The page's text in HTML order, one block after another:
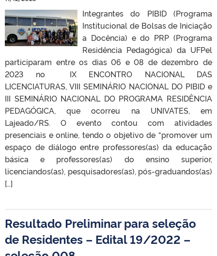
Integrantes do PIBID (Programa
Institucional de Bolsas de Iniciação
a Docência) e do PRP (Programa
Residência Pedagógica) da UFPel
participaram entre os dias 06 e 08 de dezembro de
2023 no IX ENCONTRO NACIONAL DAS
LICENCIATURAS, VIII SEMINÁRIO NACIONAL DO PIBID e
III SEMINÁRIO NACIONAL DO PROGRAMA RESIDÊNCIA
PEDAGÓGICA, que ocorreu na UNIVATES, em
Lajeado/RS. O evento contou com atividades
presenciais e online, tendo o objetivo de “promover um
espaço de diálogo entre professores(as) da educação
básica e professores(as) do ensino superior,
licenciandos(as), pesquisadores(as), pós-graduandos(as)
[…]
Resultado Preliminar para seleção
de Residentes – Edital 19/2022 –